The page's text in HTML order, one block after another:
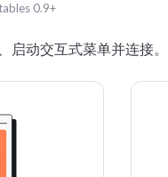
0.9+
启动交互式菜单并连接。